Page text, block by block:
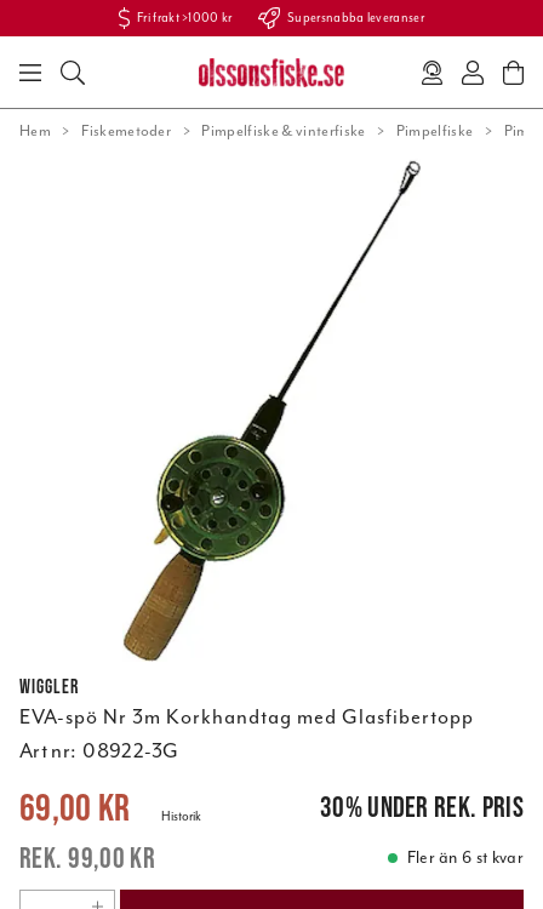
Fri frakt >1000 kr Supersnabba leveranser
Hem Fiskemetoder Pimpelfiske & vinterfiske Pimpelfiske
Wiggler
EVA-spö Nr 3m Korkhandtag med Glasfibertopp
Art nr: 08922-3G
Nuvarande pris: 99,00 kr
69,00 kr
99,00 kr
Historik 30%under rek. pris
Fler än 6 st kvar